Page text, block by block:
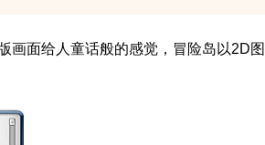
画面给人童话般的感觉，冒险岛以2D